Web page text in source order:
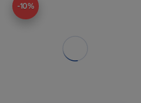
-10%